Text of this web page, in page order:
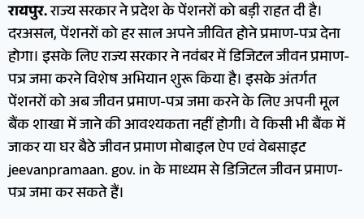
रायपुर.राज्य सरकार ने प्रदेश के पेंशनरों को बड़ी राहत दी है।
दरअसल, पेंशनरों को हर साल अपने जीवित होने प्रमाण-पत्र देना
होगा। इसके लिए राज्य सरकार ने नवंबर में डिजिटल जीवन प्रमाण-
पत्र जमा करने विशेष अभियान शुरू किया है। इसके अंतर्गत
पेंशनरों को अब जीवन प्रमाण-पत्र जमा करने के लिए अपनी मूल
बैंक शाखा में जाने की आवश्यकता नहीं होगी। वे किसी भी बैंक में
जाकर या घर बैठे जीवन प्रमाण मोबाइल ऐप एवं वेबसाइट
jeevanpramaan. gov. in के माध्यम से डिजिटल जीवन प्रमाण-
पत्र जमा कर सकते हैं।